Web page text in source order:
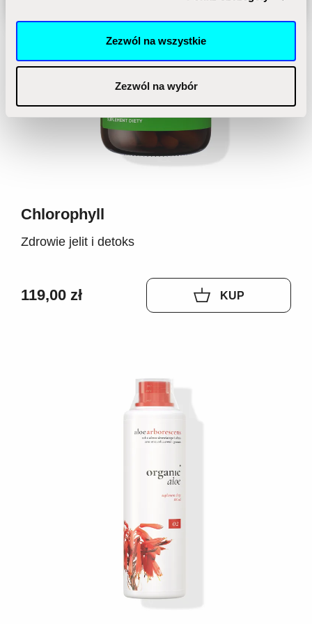
Partnerzy mogą połączyć te informacje z innymi danymi
otrzymanymi od Ciebie lub uzyskanymi podczas
korzystania z ich usług.
Zezwól na wszystkie
Zezwól na wybór
Chlorophyll
Zdrowie jelit i detoks
119,00 zł KUP